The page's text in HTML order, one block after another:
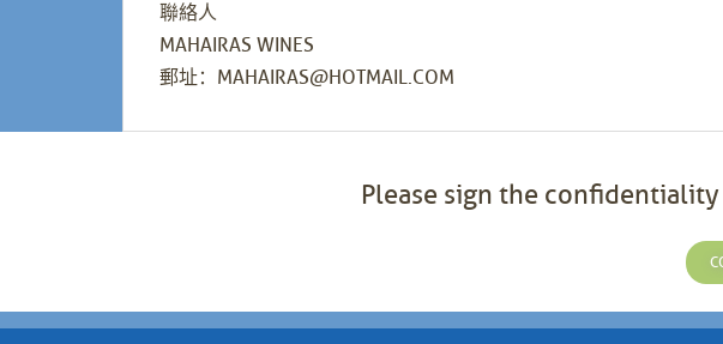
聯絡人
MAHAIRAS WINES
郵址：MAHAIRAS@HOTMAIL.COM
Please sign the